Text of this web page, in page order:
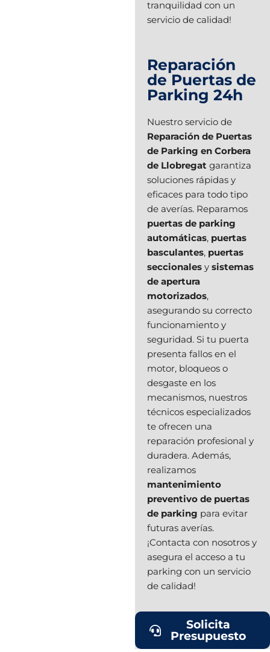
tranquilidad con un
servicio de calidad!
Reparación
de Puertas de
Parking 24h
Nuestro servicio de
Reparación de Puertas
de Parking en Corbera
de Llobregat garantiza
soluciones rápidas y
eficaces para todo tipo
de averías. Reparamos
puertas de parking
automáticas, puertas
basculantes, puertas
seccionales y sistemas
de apertura
motorizados,
asegurando su correcto
funcionamiento y
seguridad. Si tu puerta
presenta fallos en el
motor, bloqueos o
desgaste en los
mecanismos, nuestros
técnicos especializados
te ofrecen una
reparación profesional y
duradera. Además,
realizamos
mantenimiento
preventivo de puertas
de parking para evitar
futuras averías.
¡Contacta con nosotros y
asegura el acceso a tu
parking con un servicio
de calidad!
Solicita
Presupuesto